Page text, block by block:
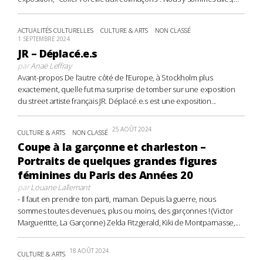
ACTUALITÉS CULTURELLES CULTURE & ARTS NON CLASSÉ
1 SEPTEMBRE 2024
JR – Déplacé.e.s
parAnaë Leffray
Avant-propos De l’autre côté de l’Europe, à Stockholm plus
exactement, quelle fut ma surprise de tomber sur une exposition
du street artiste français JR. Déplacé.e.s est une exposition...
CULTURE & ARTS NON CLASSÉ 25 AOÛT 2024
Coupe à la garçonne et charleston –
Portraits de quelques grandes figures
féminines du Paris des Années 20
parLouane Lallemant
- Il faut en prendre ton parti, maman. Depuis la guerre, nous
sommes toutes devenues, plus ou moins, des garçonnes ! (Victor
Margueritte, La Garçonne) Zelda Fitzgerald, Kiki de Montparnasse,...
CULTURE & ARTS 18 AOÛT 2024